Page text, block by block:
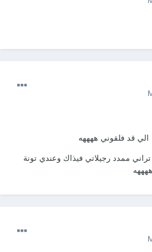
قد فلقوني ههههه
تراني ممدد رجيلاتي فيذاك وعندي تونة